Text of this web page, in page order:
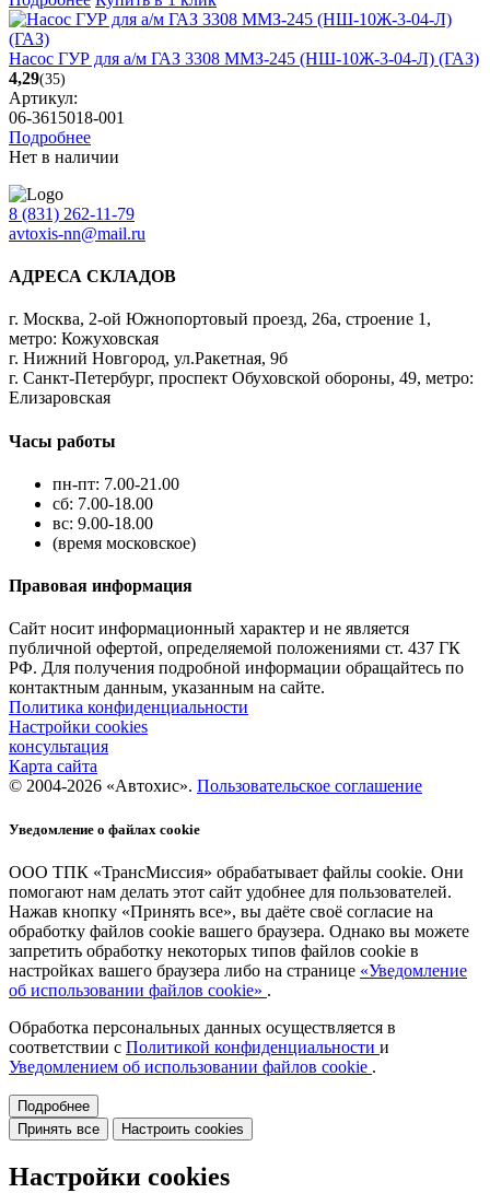
Насос ГУР для а/м ГАЗ 3308 ММЗ-245 (НШ-10Ж-3-04-Л) (ГАЗ)
4,29(35)
Артикул:
06-3615018-001
Подробнее
Нет в наличии
8 (831) 262-11-79
avtoxis-nn@mail.ru
АДРЕСА СКЛАДОВ
г. Москва, 2-ой Южнопортовый проезд, 26а, строение 1,
метро: Кожуховская
г. Нижний Новгород, ул.Ракетная, 9б
г. Санкт-Петербург, проспект Обуховской обороны, 49, метро:
Елизаровская
Часы работы
пн-пт: 7.00-21.00
сб: 7.00-18.00
вс: 9.00-18.00
(время московское)
Правовая информация
Сайт носит информационный характер и не является
публичной офертой, определяемой положениями ст. 437 ГК
РФ. Для получения подробной информации обращайтесь по
контактным данным, указанным на сайте.
Политика конфиденциальности
Настройки cookies
консультация
Карта сайта
© 2004-2026 «Автохис». Пользовательское соглашение
Уведомление о файлах cookie
ООО ТПК «ТрансМиссия» обрабатывает файлы cookie. Они
помогают нам делать этот сайт удобнее для пользователей.
Нажав кнопку «Принять все», вы даёте своё согласие на
обработку файлов cookie вашего браузера. Однако вы можете
запретить обработку некоторых типов файлов cookie в
настройках вашего браузера либо на странице «Уведомление
об использовании файлов cookie» .
Обработка персональных данных осуществляется в
соответствии с Политикой конфиденциальности и
Уведомлением об использовании файлов cookie .
Подробнее
Принять все
Настроить cookies
Настройки cookies